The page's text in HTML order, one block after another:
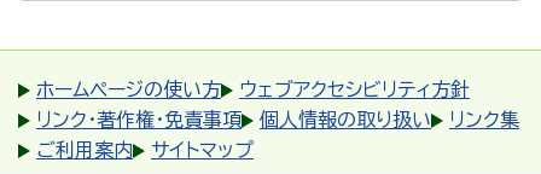
ホームページの使い方
ウェブアクセシビリティ方針
リンク・著作権・免責事項
個人情報の取り扱い
リンク集
ご利用案内
サイトマップ